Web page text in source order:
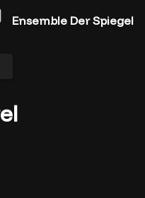
Ensemble Der Spiegel